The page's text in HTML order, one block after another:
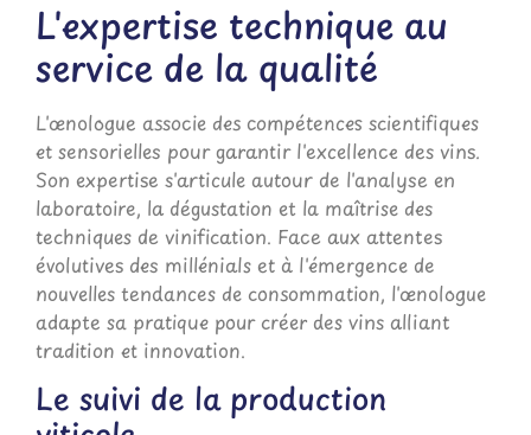
L'expertise technique au
service de la qualité
L'œnologue associe des compétences scientifiques
et sensorielles pour garantir l'excellence des vins.
Son expertise s'articule autour de l'analyse en
laboratoire, la dégustation et la maîtrise des
techniques de vinification. Face aux attentes
évolutives des millénials et à l'émergence de
nouvelles tendances de consommation, l'œnologue
adapte sa pratique pour créer des vins alliant
tradition et innovation.
Le suivi de la production